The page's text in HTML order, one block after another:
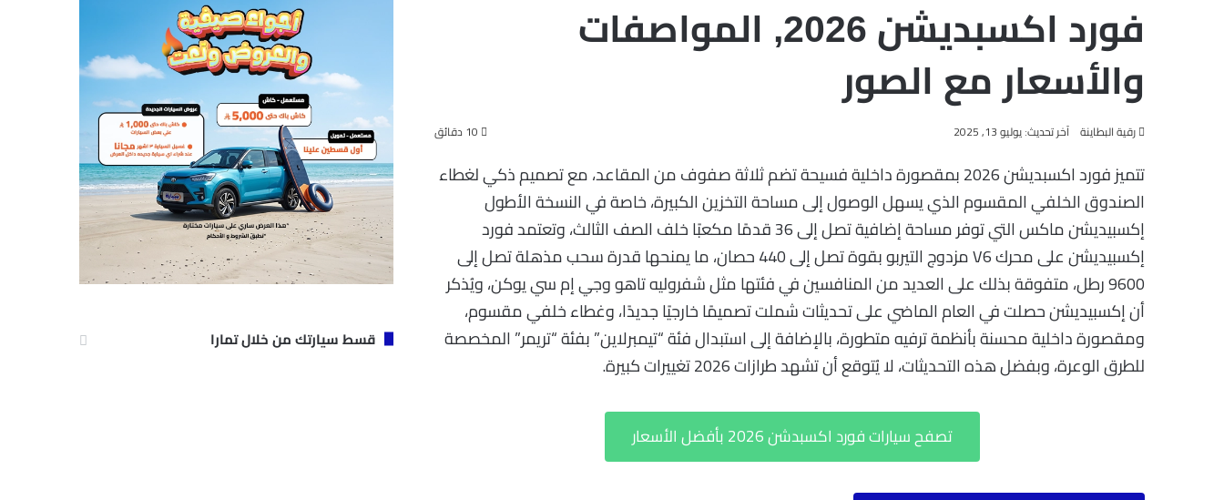
فورد اكسبديشن 2026, المواصفات
والأسعار مع الصور
رقية البطاينة آخر تحديث: يوليو 13, 2025
تتميز فورد اكسبديشن 2026 بمقصورة داخلية فسيحة تضم ثلاثة صفوف من المقاعد، مع تصميم ذكي لغطاء
الصندوق الخلفي المقسوم الذي يسهل الوصول إلى مساحة التخزين الكبيرة، خاصة في النسخة الأطول
إكسبيديشن ماكس التي توفر مساحة إضافية تصل إلى 36 قدمًا مكعبًا خلف الصف الثالث، وتعتمد فورد
إكسبيديشن على محرك V6 مزدوج التيربو بقوة تصل إلى 440 حصان، ما يمنحها قدرة سحب مذهلة تصل إلى
9600 رطل، متفوقة بذلك على العديد من المنافسين في فئتها مثل شفروليه تاهو وجي إم سي يوكن، ويُذكر
أن إكسبيديشن حصلت في العام الماضي على تحديثات شملت تصميمًا خارجيًا جديدًا، وغطاء خلفي مقسوم،
ومقصورة داخلية محسنة بأنظمة ترفيه متطورة، بالإضافة إلى استبدال فئة “تيمبرلاين” بفئة “تريمر” المخصصة
للطرق الوعرة، وبفضل هذه التحديثات، لا يُتوقع أن تشهد طرازات 2026 تغييرات كبيرة.
تصفح سيارات فورد اكسبدشن 2026 بأفضل الأسعار
قسط سيارتك من خلال تمارا